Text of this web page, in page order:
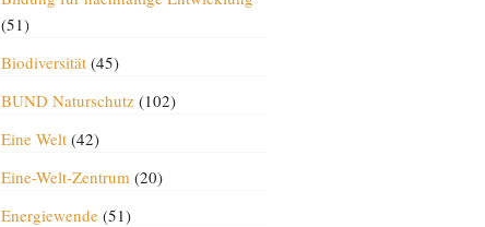
(51)
Biodiversität(45)
BUND Naturschutz(102)
Eine Welt(42)
Eine-Welt-Zentrum (20)
Energiewende(51)